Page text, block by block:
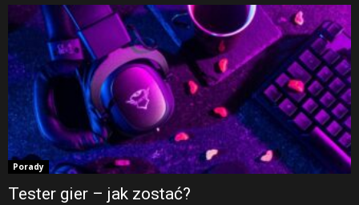
Porady
Tester gier – jak zostać?